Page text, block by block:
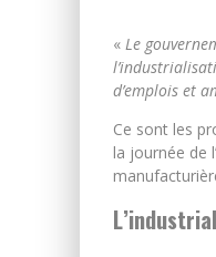
« Le
d’emplois et
Ce sont les
la journée de